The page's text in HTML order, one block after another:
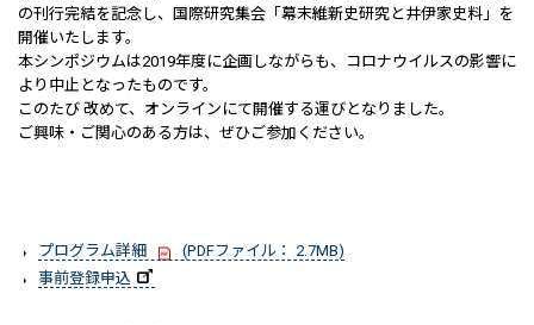
の刊行完結を記念し、国際研究集会「幕末維新史研究と井伊家史料」を
開催いたします。
本シンポジウムは2019年度に企画しながらも、コロナウイルスの影響に
より中止となったものです。
このたび 改めて、オンラインにて開催する運びとなりました。
ご興味・ご関心のある方は、ぜひご参加ください。
プログラム詳細
(PDFファイル： 2.7MB)
事前登録申込